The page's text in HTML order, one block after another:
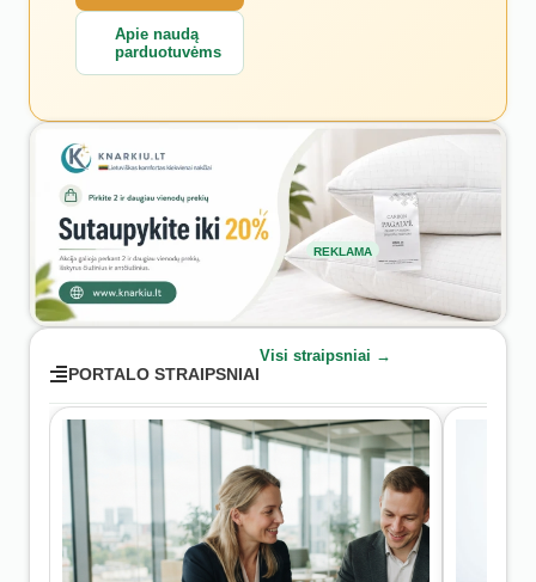
Apie naudą
parduotuvėms
REKLAMA
PORTALO STRAIPSNIAI
Visi straipsniai →